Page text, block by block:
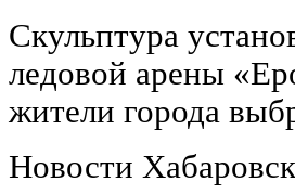
Скульптура
ледовой арены
жители города
Новости